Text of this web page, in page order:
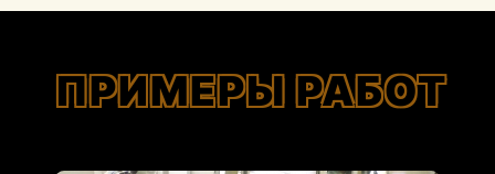
ПРИМЕРЫ РАБОТ